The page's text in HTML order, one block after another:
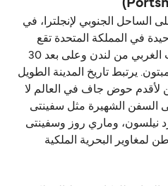
الساحل الجنوبي لإنجلترا، في
في المملكة المتحدة تقع
حولي 100 كيلومترا إلى الجنوب الغربي من لندن وعلى بعد 30
يرتبط تاريخ المدينة الطويل
لأقدم حوض جاف في العالم لا
السفن الشهيرة مثل سفينتى
نيلسون، وماري روز وسفينتى
لمغاوير البحرية الملكية